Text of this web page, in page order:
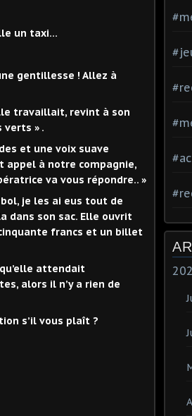
un taxi…
gentillesse ! Allez à
travaillait, revint à son
verts » .
et une voix suave
appel à notre compagnie,
va vous répondre.. »
je les ai eus tout de
dans son sac. Elle ouvrit
francs et un billet
attendait
alors il n’y a rien de
s’il vous plaît ?